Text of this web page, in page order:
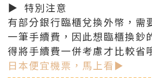
▶ 特別注意
有部分銀行臨櫃兌換外幣，需
一筆手續費，因此想臨櫃換鈔
得將手續費一併考慮才比較省
日本便宜機票，馬上看►